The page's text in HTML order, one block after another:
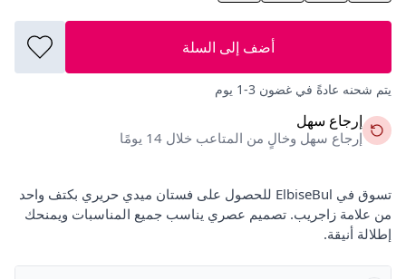
أضف إلى السلة
يتم شحنه عادةً في غضون 3-1 يوم
إرجاع سهل
إرجاع سهل وخالٍ من المتاعب خلال 14 يومًا
تسوق في ElbiseBul للحصول على فستان ميدي حريري بكتف واحد
من علامة زاجريب. تصميم عصري يناسب جميع المناسبات ويمنحك
إطلالة أنيقة.